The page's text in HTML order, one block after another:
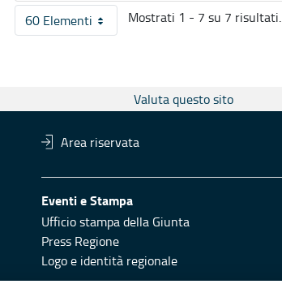
60 ElementiPer pagina
Mostrati 1 - 7 su 7 risultati.
Valuta questo sito
Area riservata
Eventi e Stampa
Ufficio stampa della Giunta
Press Regione
Logo e identità regionale